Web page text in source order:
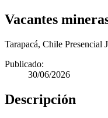
Vacantes
Tarapacá, Chile Presencial
Publicado:
30/06/2026
Descripción